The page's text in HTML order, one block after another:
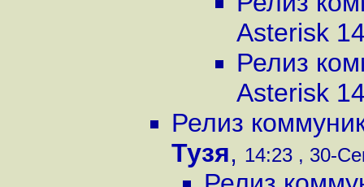
Asterisk
Релиз
Asterisk
Релиз
Тузя, 14:23 , 30-